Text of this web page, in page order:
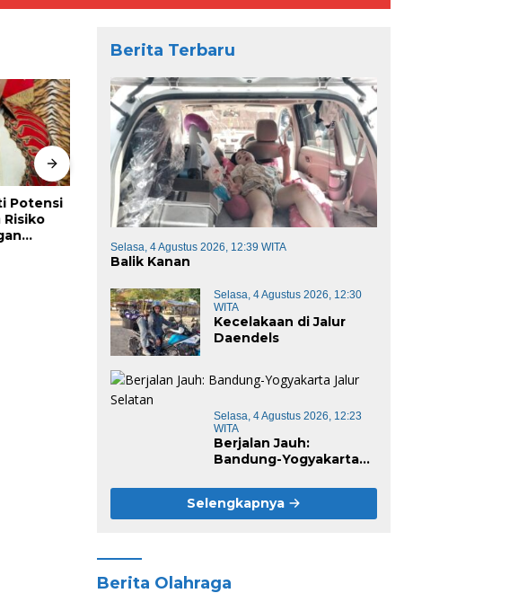
Potensi
Risiko
Pemprov Jabar Ambil Alih
Pelaksanaan MTQ Jabar
Tokoh Adat Ingatkan
Potensi Dampak
Berita Terbaru
Selasa, 4 Agustus 2026, 12:39 WITA
Balik Kanan
Selasa, 4 Agustus 2026, 12:30
WITA
Kecelakaan di Jalur
Daendels
Selasa, 4 Agustus 2026, 12:23
WITA
Berjalan Jauh:
Bandung-Yogyakarta
Selengkapnya
Berita Olahraga